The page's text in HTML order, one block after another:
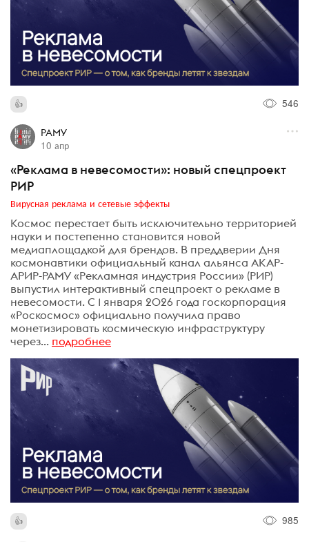
546
РАМУ
10 апр
«Реклама в невесомости»: новый спецпроект
РИР
Вирусная реклама и сетевые эффекты
Космос перестает быть исключительно территорией
науки и постепенно становится новой
медиаплощадкой для брендов. В преддверии Дня
космонавтики официальный канал альянса АКАР-
АРИР-РАМУ «Рекламная индустрия России» (РИР)
выпустил интерактивный спецпроект о рекламе в
невесомости. С 1 января 2026 года госкорпорация
«Роскосмос» официально получила право
монетизировать космическую инфраструктуру
через... подробнее
985